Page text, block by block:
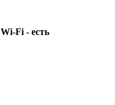
Fi - есть